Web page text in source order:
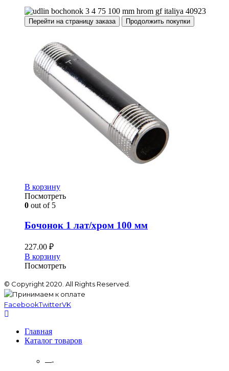
Перейти на страницу заказа Продолжить покупки
В корзину
Посмотреть
0 out of 5
Бочонок 1 лат/хром 100 мм
227.00 ₽
В корзину
Посмотреть
© Copyright 2020. All Rights Reserved.
FacebookTwitterVK
Главная
Каталог товаров
—-